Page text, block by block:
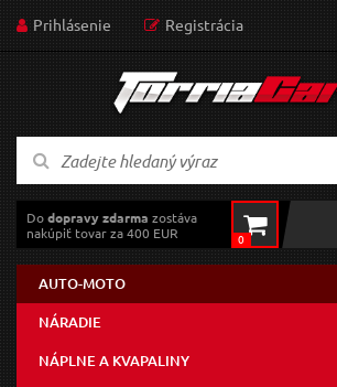
Prihlásenie Registrácia
Dodopravy zdarma zostáva
nakúpiť tovar za 400 EUR
0
AUTO-MOTO
NÁRADIE
NÁPLNE A KVAPALINY